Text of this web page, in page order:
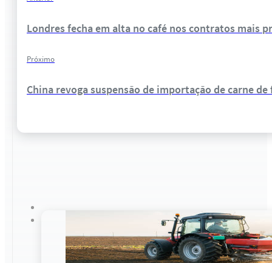
Londres fecha em alta no café nos contratos mais
Próximo
China revoga suspensão de importação de carne